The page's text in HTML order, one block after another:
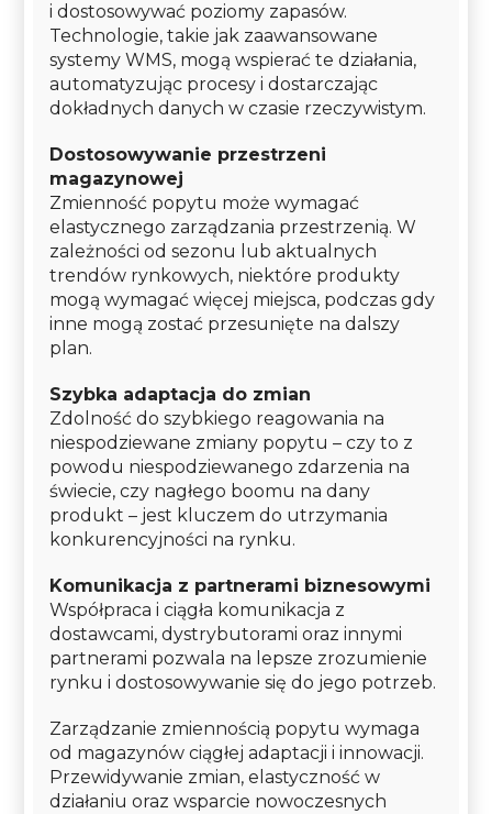
i dostosowywać poziomy zapasów.
Technologie, takie jak zaawansowane
systemy WMS, mogą wspierać te działania,
automatyzując procesy i dostarczając
dokładnych danych w czasie rzeczywistym.
Dostosowywanie przestrzeni
magazynowej
Zmienność popytu może wymagać
elastycznego zarządzania przestrzenią. W
zależności od sezonu lub aktualnych
trendów rynkowych, niektóre produkty
mogą wymagać więcej miejsca, podczas gdy
inne mogą zostać przesunięte na dalszy
plan.
Szybka adaptacja do zmian
Zdolność do szybkiego reagowania na
niespodziewane zmiany popytu – czy to z
powodu niespodziewanego zdarzenia na
świecie, czy nagłego boomu na dany
produkt – jest kluczem do utrzymania
konkurencyjności na rynku.
Komunikacja z partnerami biznesowymi
Współpraca i ciągła komunikacja z
dostawcami, dystrybutorami oraz innymi
partnerami pozwala na lepsze zrozumienie
rynku i dostosowywanie się do jego potrzeb.
Zarządzanie zmiennością popytu wymaga
od magazynów ciągłej adaptacji i innowacji.
Przewidywanie zmian, elastyczność w
działaniu oraz wsparcie nowoczesnych